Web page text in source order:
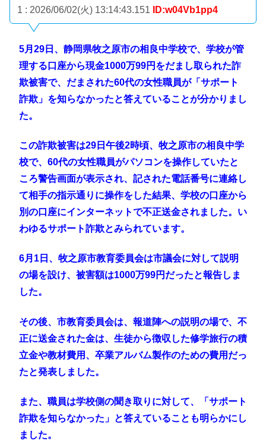
1 : 2026/06/02(火) 13:14:43.151 ID:w04Vb1pp4
5月29日、静岡県牧之原市の相良中学校で、学校が管
理する口座から現金1000万99円をだまし取られた詐
欺被害で、だまされた60代の女性職員が「サポート
詐欺」を知らなかったと答えていることが分かりまし
た。
この詐欺被害は29日午後2時頃、牧之原市の相良中学
校で、60代の女性職員がパソコンを操作していたと
ころ警告画面が表示され、記された電話番号に連絡し
て相手の指示通りに操作をした結果、学校の口座から
別の口座にインターネットで不正送金されました。い
わゆるサポート詐欺とみられています。
6月1日、牧之原市教育委員会は市議会に対して説明
の場を設け、被害額は1000万99円だったと報告しま
した。
その後、市教育委員会は、報道陣への説明の場で、不
正に送金された金は、生徒から徴収した修学旅行の積
立金や教材費用、卒業アルバム製作のための費用だっ
たと発表しました。
また、職員は学校側の聞き取りに対して、「サポート
詐欺を知らなかった」と答えていることも明らかにし
ました。